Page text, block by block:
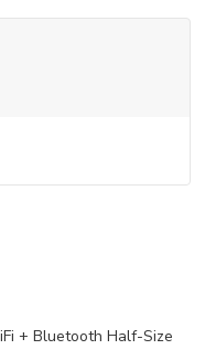
+ Bluetooth Half-Size